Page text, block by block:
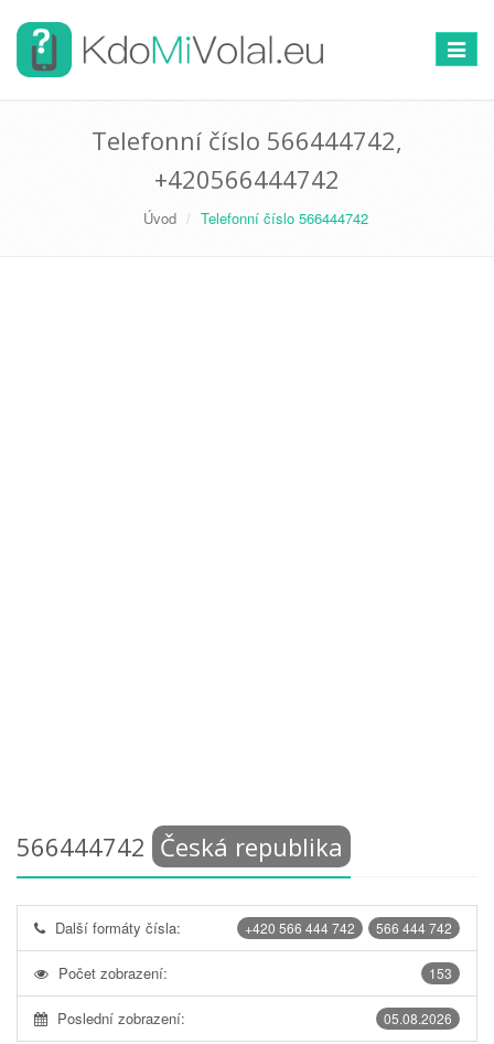
Telefonní číslo 566444742,
+420566444742
Úvod Telefonní číslo 566444742
566444742 Česká republika
566 444 742
+420 566 444 742
Další formáty čísla:
153
Počet zobrazení:
05.08.2026
Poslední zobrazení: